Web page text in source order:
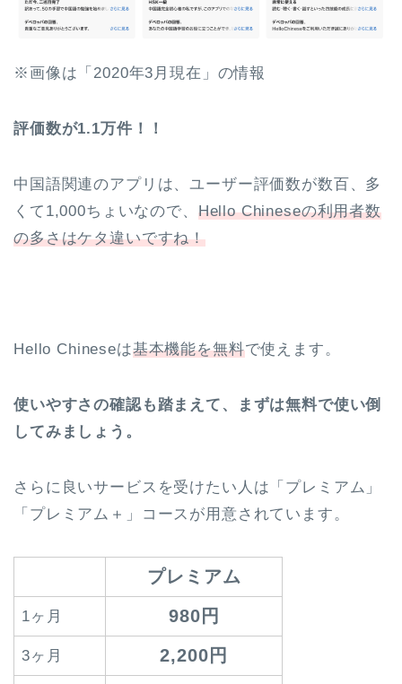
※画像は「2020年3月現在」の情報
評価数が1.1万件！！
中国語関連のアプリは、ユーザー評価数が数百、多
くて1,000ちょいなので、 Hello Chineseの利用者数
の多さはケタ違いですね！
Hello Chineseは基本機能を無料で使えます。
使いやすさの確認も踏まえて、まずは無料で使い倒
してみましょう。
さらに良いサービスを受けたい人は「プレミアム」
「プレミアム＋」コースが用意されています。
プレミアム
1ヶ月 980円
3ヶ月 2,200円